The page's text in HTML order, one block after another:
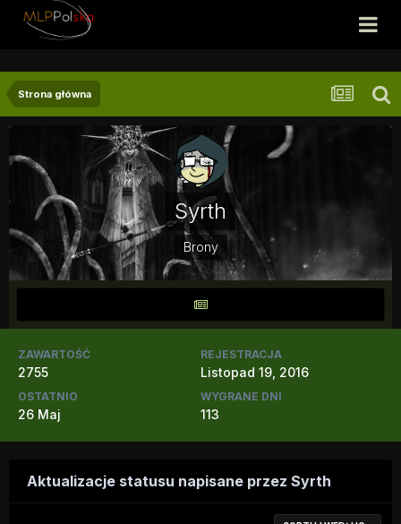
Strona główna
Syrth
Brony
ZAWARTOŚĆ
2755
REJESTRACJA
Listopad 19, 2016
OSTATNIO
26 Maj
WYGRANE DNI
113
Aktualizacje statusu napisane przez Syrth